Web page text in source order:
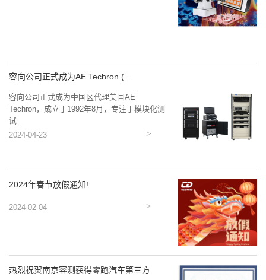
容向公司正式成为AE Techron (...
容向公司正式成为中国区代理美国AE
Techron，成立于1992年8月，专注于模块化测
试...
2024-04-23
2024年春节放假通知!
2024-02-04
热烈祝贺南京容测获得零跑汽车第三方